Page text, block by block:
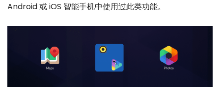
Android 或 iOS 智能手机中使用过此类功能。